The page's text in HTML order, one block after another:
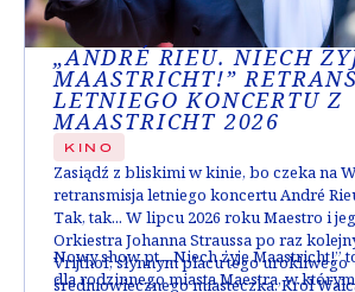
„ANDRÉ RIEU. NIECH
MAASTRICHT!”
LETNIEGO KONCERTU Z
MAASTRICHT 2026
KINO
Zasiądź z bliskimi w kinie, bo czeka na
retransmisja letniego koncertu André
Tak, tak... W lipcu 2026 roku Maestro i
Orkiestra Johanna Straussa po raz
Vrijthof, słynnym placu tego urokliwego
średniowiecznego miasteczka. Król
Nowy show pt. „Niech żyje Maastricht!”
dla rodzinnego miasta Maestra, w